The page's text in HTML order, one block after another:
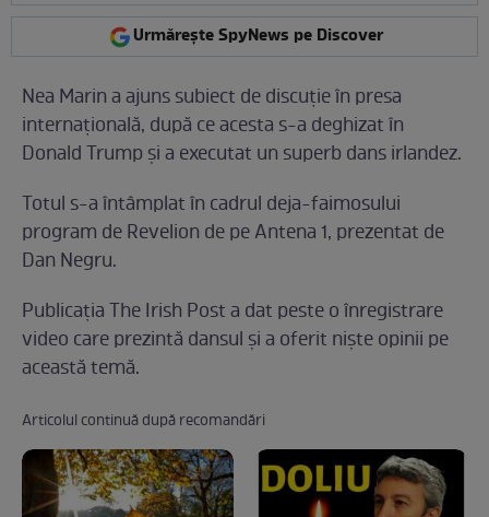
Urmărește SpyNews pe Discover
Nea Marin a ajuns subiect de discuție în presa
internațională, după ce acesta s-a deghizat în
Donald Trump și a executat un superb dans irlandez.
Totul s-a întâmplat în cadrul deja-faimosului
program de Revelion de pe Antena 1, prezentat de
Dan Negru.
Publicația The Irish Post a dat peste o înregistrare
video care prezintă dansul și a oferit niște opinii pe
această temă.
Articolul continuă după recomandări